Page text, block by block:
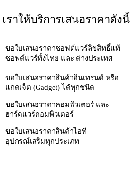
เราให้บริการเสนอราคาดังนี้
ขอใบเสนอราคาซอฟต์แวร์ลิขสิทธิ์แท้
ซอฟต์แวร์ทั้งไทย และ ต่างประเทศ
ขอใบเสนอราคาสินค้าอินเทรนด์ หรือ
แกดเจ็ต (Gadget) ได้ทุกชนิด
ขอใบเสนอราคาคอมพิวเตอร์ และ
ฮาร์ดแวร์คอมพิวเตอร์
ขอใบเสนอราคาสินค้าไอที
อุปกรณ์เสริมทุกประเภท